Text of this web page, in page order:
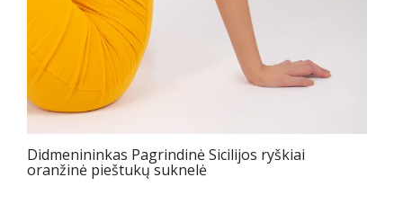
Didmenininkas Pagrindinė Sicilijos ryškiai
oranžinė pieštukų suknelė